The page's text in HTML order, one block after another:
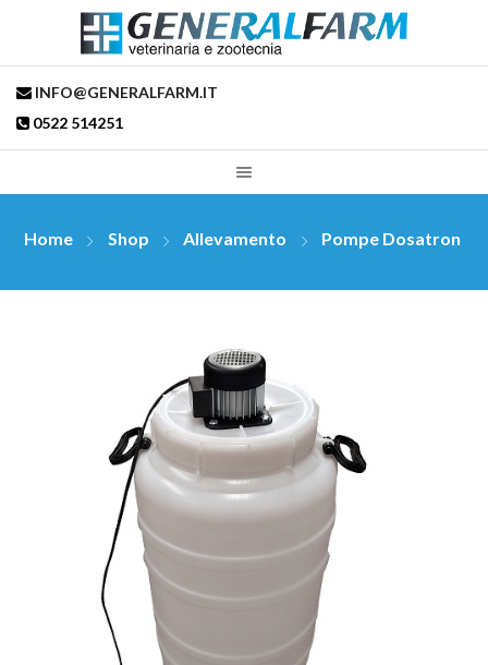
INFO@GENERALFARM.IT
0522 514251
Home Shop Allevamento Pompe Dosatron